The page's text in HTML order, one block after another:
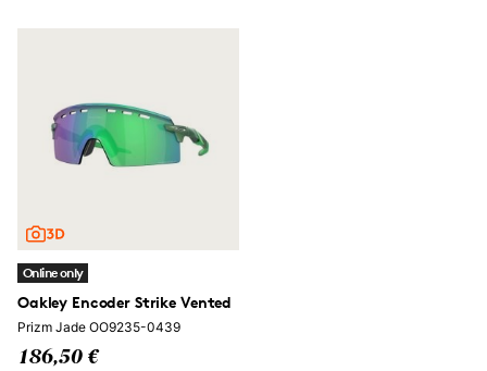
Online only
Oakley Encoder Strike Vented
Prizm Jade OO9235-0439
186,50 €